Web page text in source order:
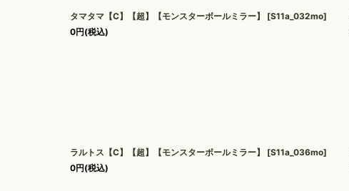
タマタマ【C】【超】【モンスターボールミラー】 [S11a_032mo]
0円(税込)
ラルトス【C】【超】【モンスターボールミラー】 [S11a_036mo]
0円(税込)